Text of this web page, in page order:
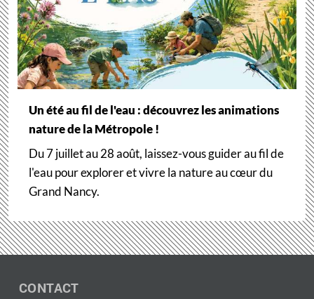
Un été au fil de l'eau : découvrez les animations
nature de la Métropole !
Du 7 juillet au 28 août, laissez-vous guider au fil de
l'eau pour explorer et vivre la nature au cœur du
Grand Nancy.
CONTACT